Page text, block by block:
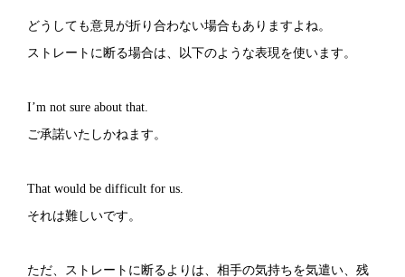
どうしても意見が折り合わない場合もありますよね。
ストレートに断る場合は、以下のような表現を使います。
I’m not sure about that.
ご承諾いたしかねます。
That would be difficult for us.
それは難しいです。
ただ、ストレートに断るよりは、相手の気持ちを気遣い、残